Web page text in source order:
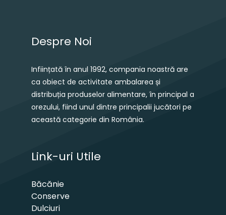
Despre Noi
Inființată în anul 1992, compania noastră are
ca obiect de activitate ambalarea și
distribuția produselor alimentare, în principal a
orezului, fiind unul dintre principalii jucători pe
această categorie din România.
Link-uri Utile
Băcănie
Conserve
Dulciuri